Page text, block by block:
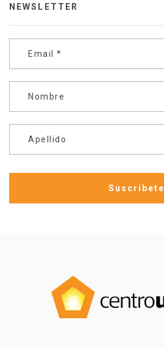
NEWSLETTER
Email *
Nombre
Apellido